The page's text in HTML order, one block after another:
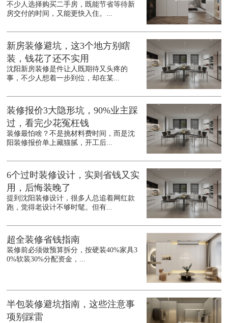
不少人选择购买二手房，既能节省等待新
房交付的时间，又能更快入住。...
新房装修避坑，这3个地方别瞎
装，钱花了还不实用
沈阳新房装修是件让人既期待又头疼的
事，不少人想着一步到位，却在某...
装修报价3大隐形坑，90%业主踩
过，看完少花冤枉钱
装修最怕啥？不是挑材料费时间，而是沈
阳装修报价单上藏猫腻，开工后...
6个过时装修设计，实则省钱又实
用，后悔装晚了
提到沈阳装修设计，很多人总追着网红款
跑，觉得老设计不够时髦。但有...
超全装修省钱指南
装修前必须做预算拆分，按硬装40%家具3
0%软装30%分配资金，...
半包装修避坑指南，这些注意事
项别踩雷